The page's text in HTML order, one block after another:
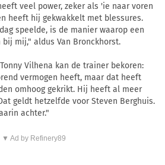
veel power, zeker als 'ie naar voren
heeft hij gekwakkelt met blessures.
speelde, is de manier waarop een
mij," aldus Van Bronckhorst.
Vilhena kan de trainer bekoren:
vermogen heeft, maar dat heeft
omhoog gekrikt. Hij heeft al meer
geldt hetzelfde voor Steven Berghuis.
achter."
▼ Ad by Refinery89